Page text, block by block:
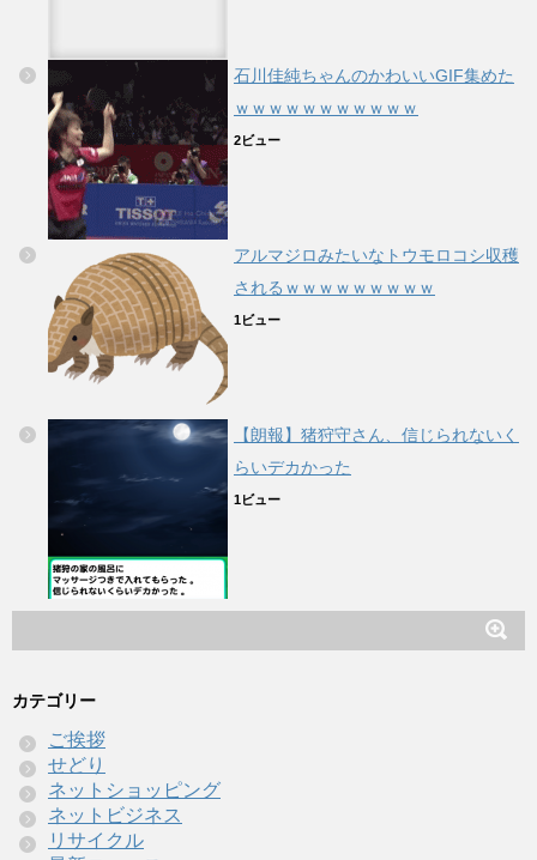
石川佳純ちゃんのかわいいGIF集めた
ｗｗｗｗｗｗｗｗｗｗｗ
2ビュー
アルマジロみたいなトウモロコシ収穫
されるｗｗｗｗｗｗｗｗｗ
1ビュー
【朗報】猪狩守さん、信じられないく
らいデカかった
1ビュー
カテゴリー
ご挨拶
せどり
ネットショッピング
ネットビジネス
リサイクル